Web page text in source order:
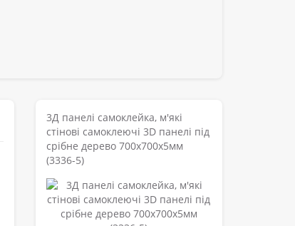
3Д панелі самоклейка, м'які
стінові самоклеючі 3D панелі під
срібне дерево 700x700x5мм
(3336-5)